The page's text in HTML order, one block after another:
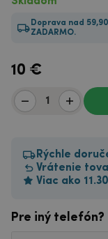
Doprava nad
ZADARMO.
10 €
Rýchle
Vrátenie
Viac ako
Pre iný telefón?